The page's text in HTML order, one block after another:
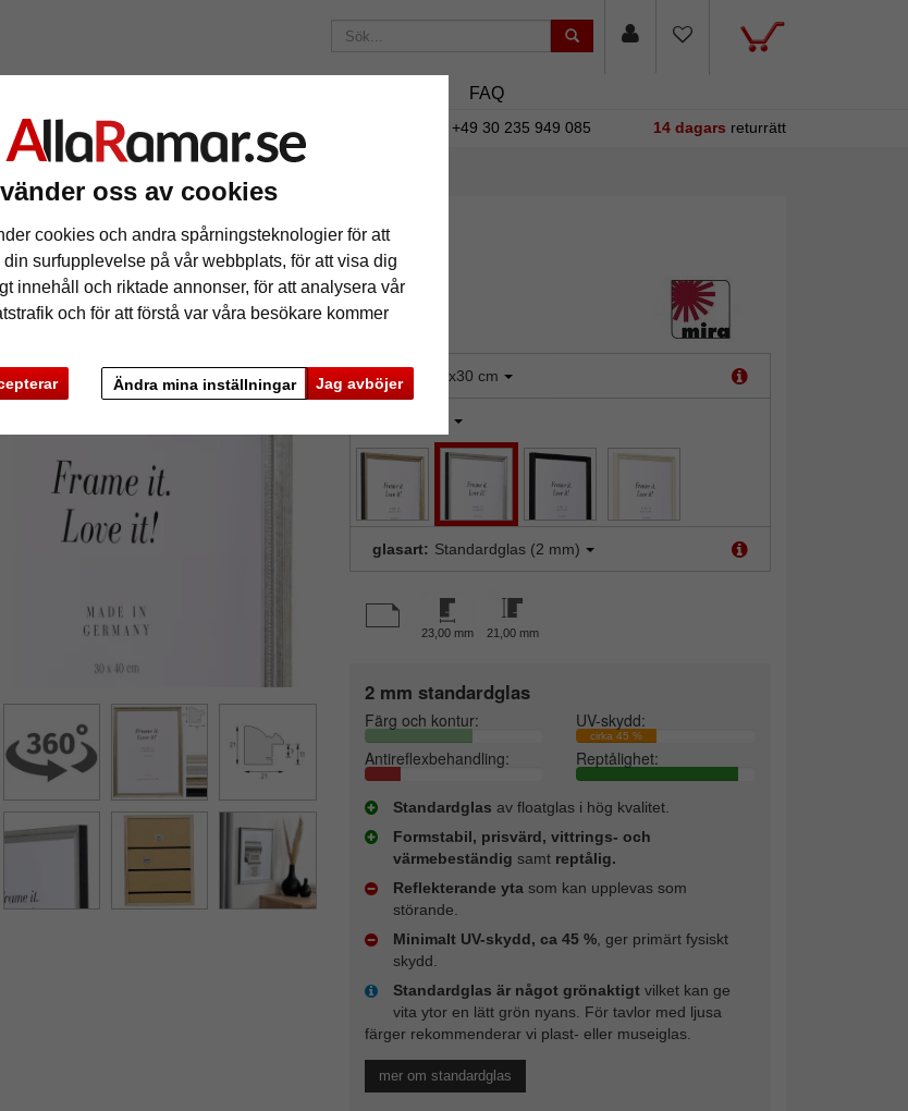
oss av cookies
cookies och andra spårningsteknologier för att
din surfupplevelse på vår webbplats, för att visa dig
innehåll och riktade annonser, för att analysera vår
och för att förstå var våra besökare kommer
Jag avböjer
Ändra mina inställningar
FAQ
i leveranskostnad. +49 30 235 949 085 14 dagars returrätt
format: 30x30 cm
glasart: Standardglas (2 mm)
23,00 mm 21,00 mm
2 mm standardglas
Färg och kontur: UV-skydd:
cirka 45 %
Antireflexbehandling: Reptålighet:
Standardglas av floatglas i hög kvalitet.
Formstabil, prisvärd, vittrings- och
värmebeständig samt reptålig.
Reflekterande yta som kan upplevas som
störande.
Minimalt UV-skydd, ca 45 %, ger primärt fysiskt
skydd.
Standardglas är något grönaktigtvilket kan ge
vita ytor en lätt grön nyans. För tavlor med ljusa
färger rekommenderar vi plast- eller museiglas.
mer om standardglas